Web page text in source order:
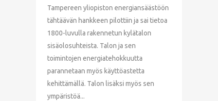
Tampereen yliopiston energiansäästöön
tähtäävän hankkeen pilottiin ja sai tietoa
1800-luvulla rakennetun kylätalon
sisäolosuhteista. Talon ja sen
toimintojen energiatehokkuutta
parannetaan myös käyttöastetta
kehittämällä. Talon lisäksi myös sen
ympäristöä...